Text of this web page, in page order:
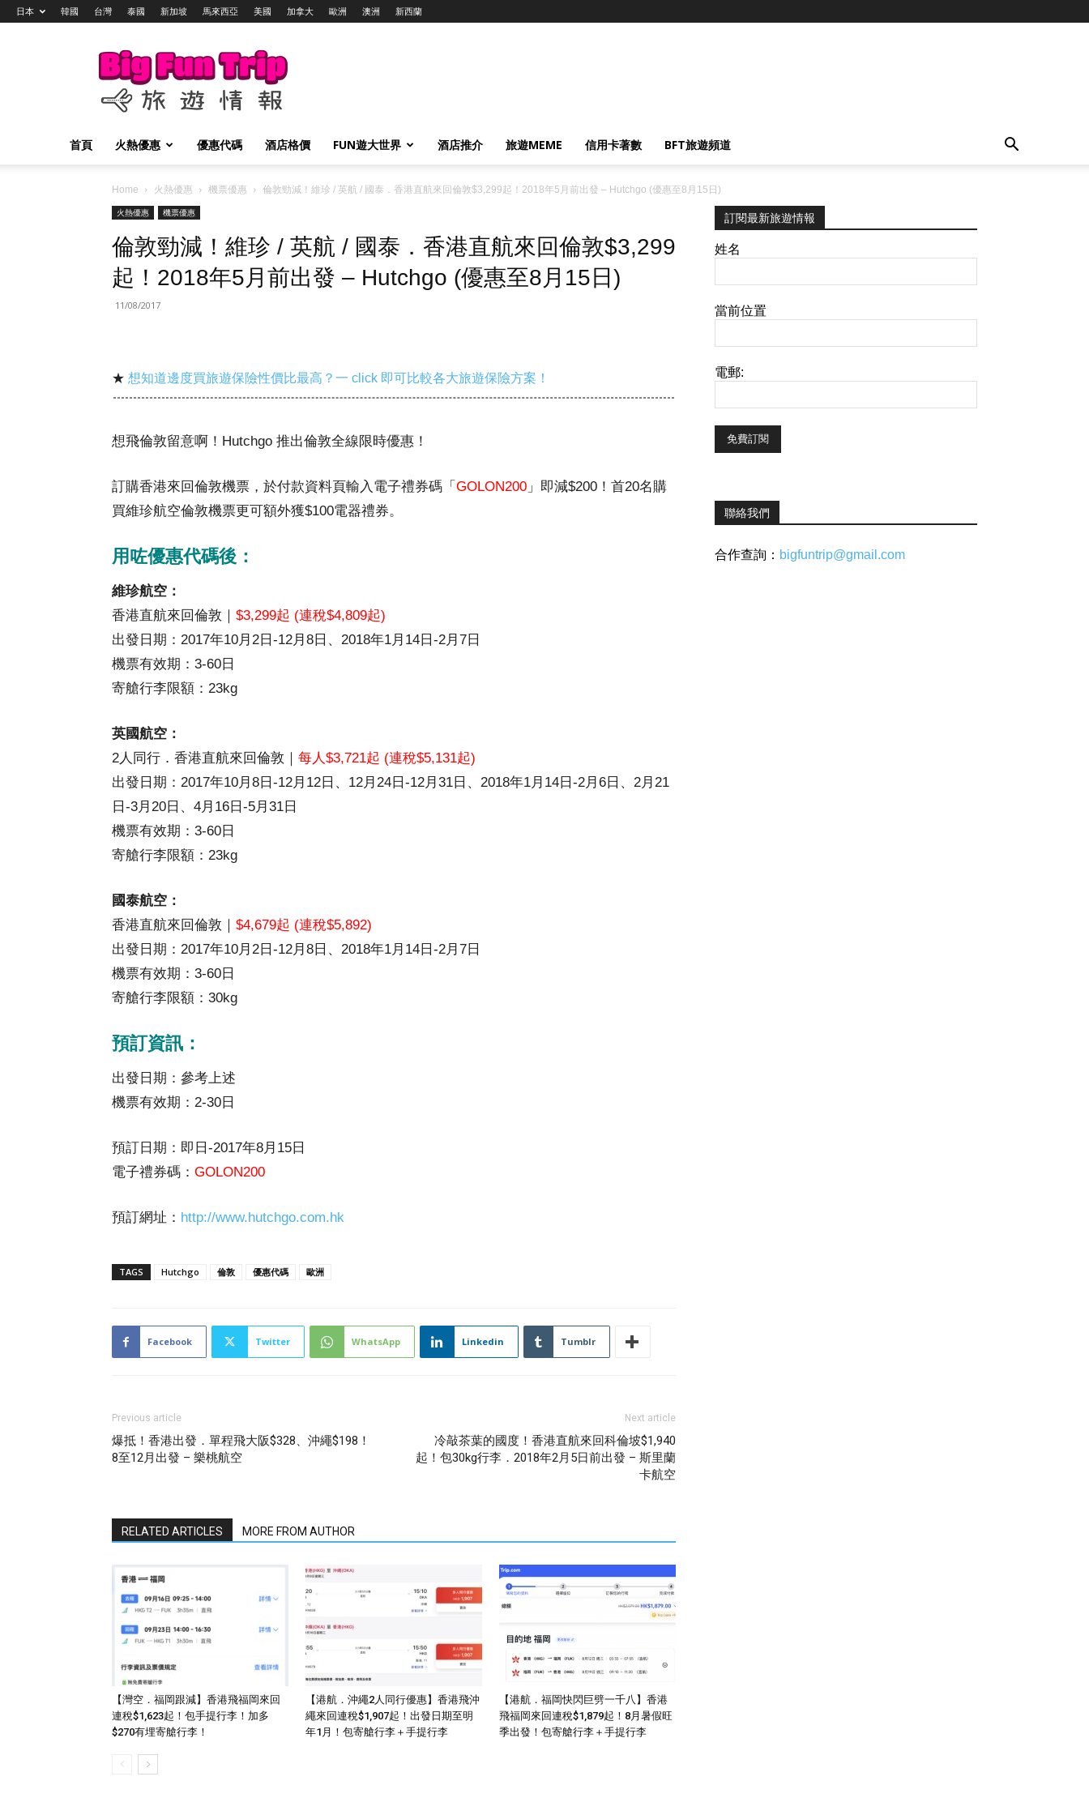
日本 韓國 台灣 泰國 新加坡 馬來西亞 美國 加拿大 歐洲 澳洲 新西蘭
Big
Trip
旅
情
報
首頁 火熱優惠 優惠代碼 酒店格價 FUN遊大世界 酒店推介 旅遊MEME 信用卡著數 BFT旅遊頻道
Home 火熱優惠 機票優惠
倫敦勁減！維珍 / 英航 / 國泰．香港直航來回倫敦$3,299起！2018年5月前出發 – Hutchgo (優惠至8月15日)
火熱優惠
機票優惠
倫敦勁減！維珍 / 英航 / 國泰．香港直航來回倫敦$3,299
起！2018年5月前出發 – Hutchgo (優惠至8月15日)
11/08/2017
★ 想知道邊度買旅遊保險性價比最高？一 click 即可比較各大旅遊保險方案！
想飛倫敦留意啊！Hutchgo 推出倫敦全線限時優惠！
訂購香港來回倫敦機票，於付款資料頁輸入電子禮券碼「 GOLON200 」即減$200！ 首20名購
買維珍航空倫敦機票更可額外獲$100電器禮券。
用咗優惠代碼後：
維珍航空：
香港直航來回倫敦｜ $3,299起 (連稅$4,809起)
出發日期：2017年10月2日-12月8日、2018年1月14日-2月7日
機票有效期：3-60日
寄艙行李限額：23kg
英國航空：
2人同行．香港直航來回倫敦｜ 每人$3,721起 (連稅$5,131起)
出發日期：2017年10月8日-12月12日、12月24日-12月31日、2018年1月14日-2月6日、2月21
日-3月20日、4月16日-5月31日
機票有效期：3-60日
寄艙行李限額：23kg
國泰航空：
香港直航來回倫敦｜ $4,679起 (連稅$5,892)
出發日期：2017年10月2日-12月8日、2018年1月14日-2月7日
機票有效期：3-60日
寄艙行李限額：30kg
預訂資訊：
出發日期：參考上述
機票有效期：2-30日
預訂日期：即日-2017年8月15日
電子禮券碼： GOLON200
預訂網址： http://www.hutchgo.com.hk
TAGS Hutchgo 倫敦 優惠代碼 歐洲
Facebook Twitter WhatsApp Linkedin Tumblr
Previous article
爆抵！香港出發．單程飛大阪$328、沖繩$198！
8至12月出發 – 樂桃航空
Next article
冷敲茶葉的國度！香港直航來回科倫坡$1,940
起！包30kg行李．2018年2月5日前出發 – 斯里蘭
卡航空
RELATED ARTICLES MORE FROM AUTHOR
【灣空．福岡跟減】香港飛福岡來回
連稅$1,623起！包手提行李！加多
$270有埋寄艙行李！
【港航．沖繩2人同行優惠】香港飛沖
繩來回連稅$1,907起！出發日期至明
年1月！包寄艙行李＋手提行李
【港航．福岡快閃巨劈一千八】香港
飛福岡來回連稅$1,879起！8月暑假旺
季出發！包寄艙行李＋手提行李
訂閱最新旅遊情報
姓名
當前位置
電郵:
聯絡我們
合作查詢： bigfuntrip@gmail.com